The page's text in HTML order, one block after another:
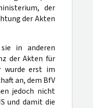
der
der Akten
in anderen
der Akten für
wurde erst im
an, dem BfV
jedoch nicht
und damit die